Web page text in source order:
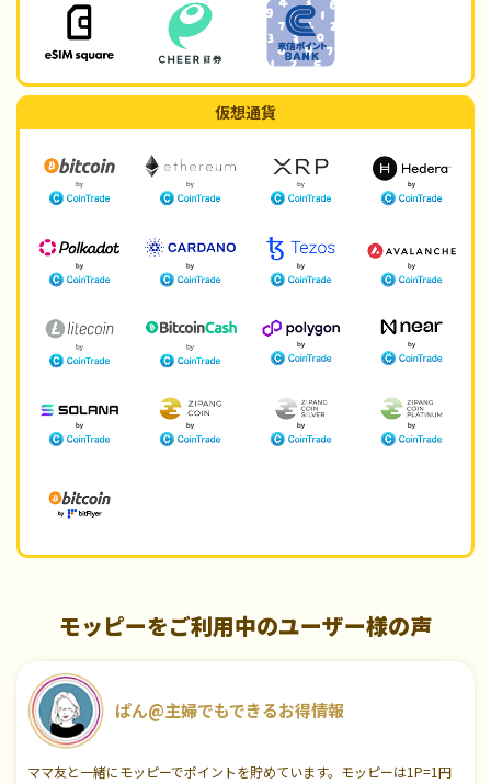
仮想通貨
モッピーをご利用中のユーザー様の声
ぱん@主婦でもできるお得情報
ママ友と一緒にモッピーでポイントを貯めています。モッピーは1P=1円